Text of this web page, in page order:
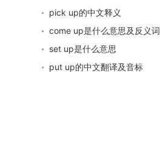
pick up的中文释义
come up是什么意思及反义词
set up是什么意思
put up的中文翻译及音标